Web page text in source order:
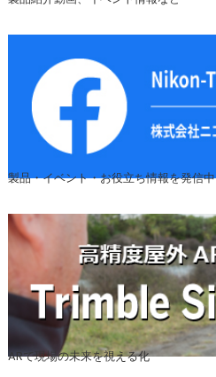
製品・イベント・お役立ち情報を発信中
ARで現場の未来を視える化